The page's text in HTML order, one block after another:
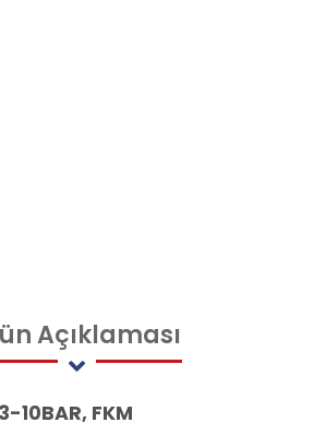
Açıklaması
10BAR, FKM